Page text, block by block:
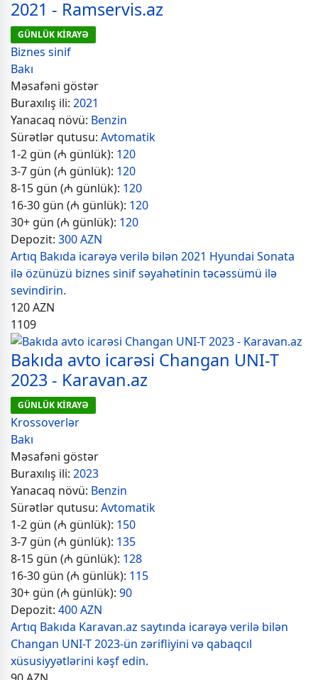
2021 - Ramservis.az
GÜNLÜK KİRAYƏ
Biznes sinif
Bakı
Məsafəni göstər
Buraxılış ili: 2021
Yanacaq növü: Benzin
Sürətlər qutusu: Avtomatik
1-2 gün (₼ günlük): 120
3-7 gün (₼ günlük): 120
8-15 gün (₼ günlük): 120
16-30 gün (₼ günlük): 120
30+ gün (₼ günlük): 120
Depozit: 300 AZN
Artıq Bakıda icarəyə verilə bilən 2021 Hyundai Sonata
ilə özünüzü biznes sinif səyahətinin təcəssümü ilə
sevindirin.
120AZN
1109
Bakıda avto icarəsi Changan UNI-T
2023 - Karavan.az
GÜNLÜK KİRAYƏ
Krossoverlər
Bakı
Məsafəni göstər
Buraxılış ili: 2023
Yanacaq növü: Benzin
Sürətlər qutusu: Avtomatik
1-2 gün (₼ günlük): 150
3-7 gün (₼ günlük): 135
8-15 gün (₼ günlük): 128
16-30 gün (₼ günlük): 115
30+ gün (₼ günlük): 90
Depozit: 400 AZN
Artıq Bakıda Karavan.az saytında icarəyə verilə bilən
Changan UNI-T 2023-ün zərifliyini və qabaqcıl
xüsusiyyətlərini kəşf edin.